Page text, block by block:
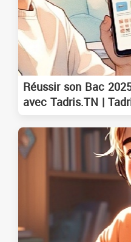
Réussir son Bac
avec Tadris.TN |